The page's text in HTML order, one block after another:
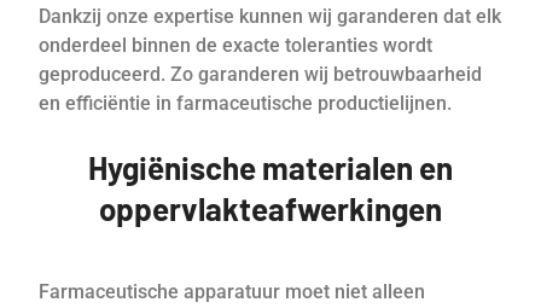
Dankzij onze expertise kunnen wij garanderen dat elk
onderdeel binnen de exacte toleranties wordt
geproduceerd. Zo garanderen wij betrouwbaarheid
en efficiëntie in farmaceutische productielijnen.
Hygiënische materialen en
oppervlakteafwerkingen
Farmaceutische apparatuur moet niet alleen